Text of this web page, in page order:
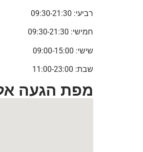
רביעי: 09:30-21:30
חמישי: 09:30-21:30
שישי: 09:00-15:00
שבת: 11:00-23:00
מפת הגעה